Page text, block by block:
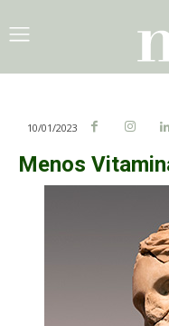
10/01/2023
Menos